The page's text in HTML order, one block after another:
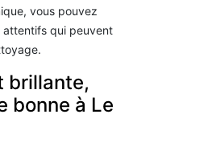
vous pouvez
attentifs qui peuvent
brillante,
bonne à Le